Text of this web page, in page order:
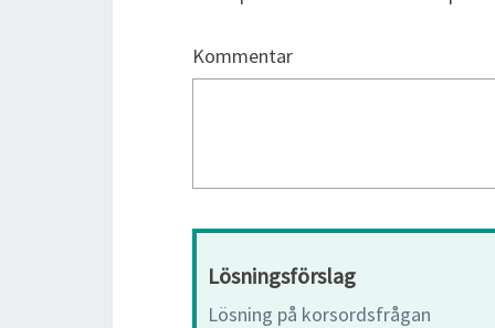
Kommentar
Lösningsförslag
Lösning på korsordsfrågan